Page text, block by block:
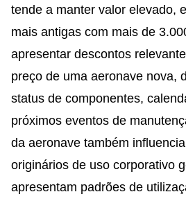
tende a manter valor elevado,
mais antigas com mais de
apresentar descontos
preço de uma aeronave nova,
status de componentes,
próximos eventos de
da aeronave também
originários de uso corporativo
apresentam padrões de